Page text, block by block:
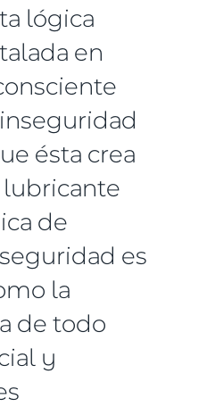
lógica
en
ésta crea
de
es
la
de todo
y